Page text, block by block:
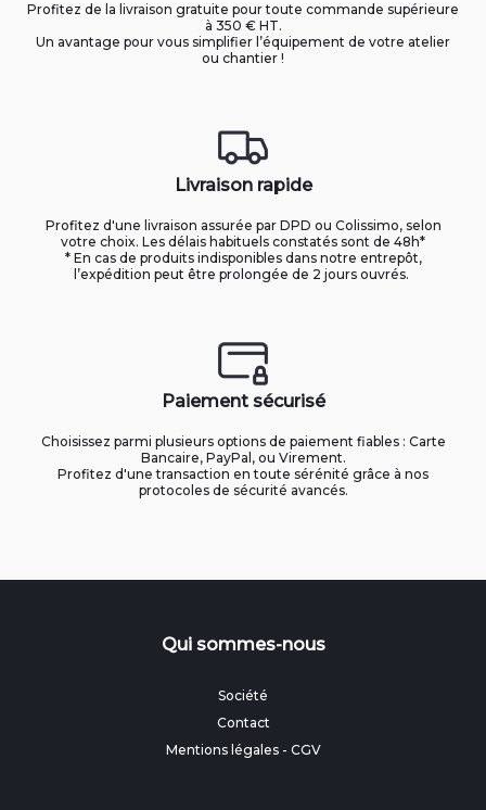
Profitez de la livraison gratuite pour toute commande supérieure
à 350 € HT.
Un avantage pour vous simplifier l’équipement de votre atelier
ou chantier !
Livraison rapide
Profitez d'une livraison assurée par DPD ou Colissimo, selon
votre choix. Les délais habituels constatés sont de 48h*
* En cas de produits indisponibles dans notre entrepôt,
l’expédition peut être prolongée de 2 jours ouvrés.
Paiement sécurisé
Choisissez parmi plusieurs options de paiement fiables : Carte
Bancaire, PayPal, ou Virement.
Profitez d'une transaction en toute sérénité grâce à nos
protocoles de sécurité avancés.
Qui sommes-nous
Société
Contact
Mentions légales- CGV